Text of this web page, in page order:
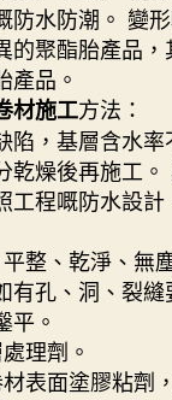
防水防潮。 變
的聚酯胎產品
產品。
材施工方法：
陷，基層含水
乾燥後再施工
工程嘅防水設
整、乾淨、無
有孔、洞、裂
平。
理劑。
表面塗膠粘劑